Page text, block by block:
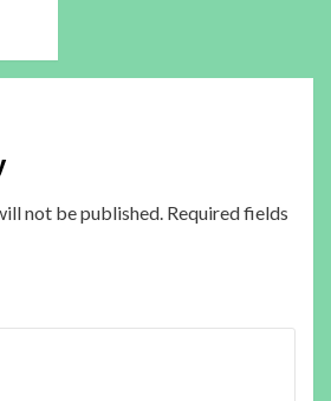
not be published. Required fields